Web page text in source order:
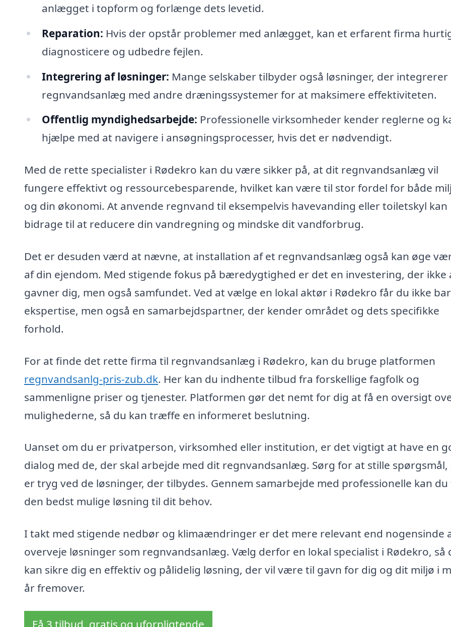
anlægget i topform og forlænge dets levetid.
Reparation: Hvis der opstår problemer med anlægget, kan et erfarent firma
diagnosticere og udbedre fejlen.
Integrering af løsninger: Mange selskaber tilbyder også løsninger, der integrerer
regnvandsanlæg med andre dræningssystemer for at maksimere effektiviteten.
Offentlig myndighedsarbejde: Professionelle virksomheder kender reglerne og
hjælpe med at navigere i ansøgningsprocesser, hvis det er nødvendigt.
Med de rette specialister i Rødekro kan du være sikker på, at dit regnvandsanlæg vil
fungere effektivt og ressourcebesparende, hvilket kan være til stor fordel for både
og din økonomi. At anvende regnvand til eksempelvis havevanding eller toiletskyl kan
bidrage til at reducere din vandregning og mindske dit vandforbrug.
Det er desuden værd at nævne, at installation af et regnvandsanlæg også kan øge
af din ejendom. Med stigende fokus på bæredygtighed er det en investering, der ikke
gavner dig, men også samfundet. Ved at vælge en lokal aktør i Rødekro får du ikke
ekspertise, men også en samarbejdspartner, der kender området og dets specifikke
forhold.
For at finde det rette firma til regnvandsanlæg i Rødekro, kan du bruge platformen
regnvandsanlg-pris-zub.dk. Her kan du indhente tilbud fra forskellige fagfolk og
sammenligne priser og tjenester. Platformen gør det nemt for dig at få en oversigt
mulighederne, så du kan træffe en informeret beslutning.
Uanset om du er privatperson, virksomhed eller institution, er det vigtigt at have en
dialog med de, der skal arbejde med dit regnvandsanlæg. Sørg for at stille spørgsmål,
er tryg ved de løsninger, der tilbydes. Gennem samarbejde med professionelle kan du
den bedst mulige løsning til dit behov.
I takt med stigende nedbør og klimaændringer er det mere relevant end nogensinde
overveje løsninger som regnvandsanlæg. Vælg derfor en lokal specialist i Rødekro, så
kan sikre dig en effektiv og pålidelig løsning, der vil være til gavn for dig og dit miljø i
år fremover.
Få 3 tilbud, gratis og uforpligtende